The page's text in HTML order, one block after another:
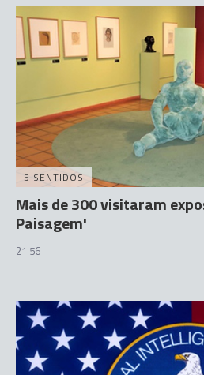
5 SENTIDOS
Mais de 300 visitaram
Paisagem'
21:56